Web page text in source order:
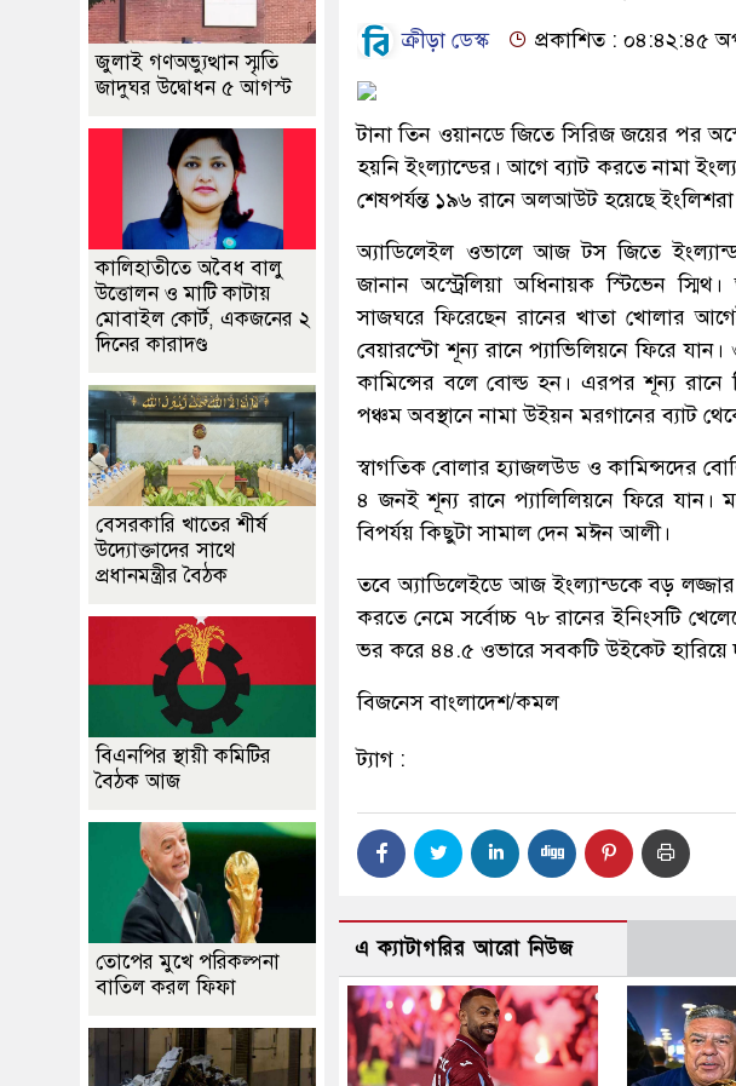
ক্রীড়া ডেস্ক প্রকাশিত : ০৪:৪২:৪৫
টানা তিন ওয়ানডে জিতে সিরিজ জয়ের পর
হয়নি ইংল্যান্ডের। আগে ব্যাট করতে নামা
শেষপর্যন্ত ১৯৬ রানে অলআউট হয়েছে
অ্যাডিলেইল ওভালে আজ টস জিতে
জানান অস্ট্রেলিয়া অধিনায়ক স্টিভেন
সাজঘরে ফিরেছেন রানের খাতা খোলার
বেয়ারস্টো শূন্য রানে প্যাভিলিয়নে ফিরে
কামিন্সের বলে বোল্ড হন। এরপর শূন্য
পঞ্চম অবস্থানে নামা উইয়ন মরগানের ব্যাট
স্বাগতিক বোলার হ্যাজলউড ও কামিন্সদের
৪ জনই শূন্য রানে প্যালিলিয়নে ফিরে যান।
বিপর্যয় কিছুটা সামাল দেন মঈন আলী।
তবে অ্যাডিলেইডে আজ ইংল্যান্ডকে বড় লজ্জার
করতে নেমে সর্বোচ্চ ৭৮ রানের ইনিংসটি
ভর করে ৪৪.৫ ওভারে সবকটি উইকেট
বিজনেস বাংলাদেশ/কমল
ট্যাগ :
এ ক্যাটাগরির আরো নিউজ
জুলাই গণঅভ্যুত্থান স্মৃতি
জাদুঘর উদ্বোধন ৫ আগস্ট
কালিহাতীতে অবৈধ বালু
উত্তোলন ও মাটি কাটায়
মোবাইল কোর্ট, একজনের ২
দিনের কারাদণ্ড
বেসরকারি খাতের শীর্ষ
উদ্যোক্তাদের সাথে
প্রধানমন্ত্রীর বৈঠক
বিএনপির স্থায়ী কমিটির
বৈঠক আজ
তোপের মুখে পরিকল্পনা
বাতিল করল ফিফা